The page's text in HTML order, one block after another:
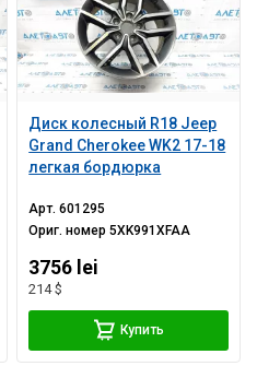
Диск колесный R18 Jeep
Grand Cherokee WK2 17-18
легкая бордюрка
Арт.601295
Ориг. номер5XK991XFAA
3756 lei
214 $
Купить